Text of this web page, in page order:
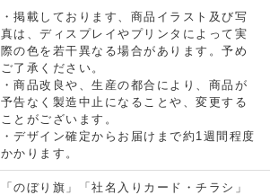
・掲載しております、商品イラスト及び写
真は、ディスプレイやプリンタによって実
際の色を若干異なる場合があります。予め
ご了承ください。
・商品改良や、生産の都合により、商品が
予告なく製造中止になることや、変更する
ことがございます。
・デザイン確定からお届けまで約1週間程度
かかります。
「のぼり旗」「社名入りカード・チラシ」